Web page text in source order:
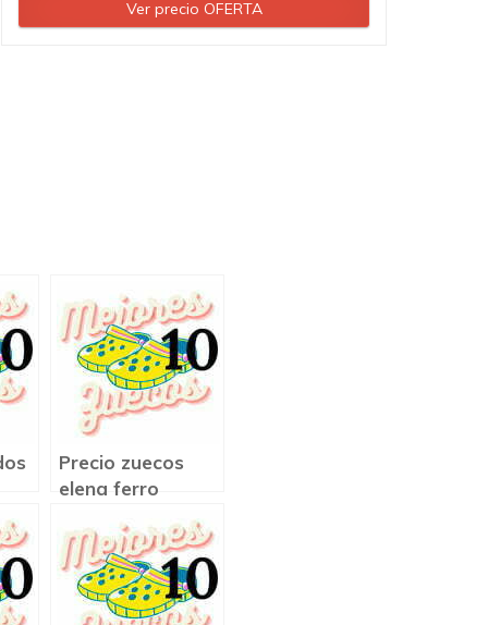
Ver precio OFERTA
Precio zuecos
elena ferro